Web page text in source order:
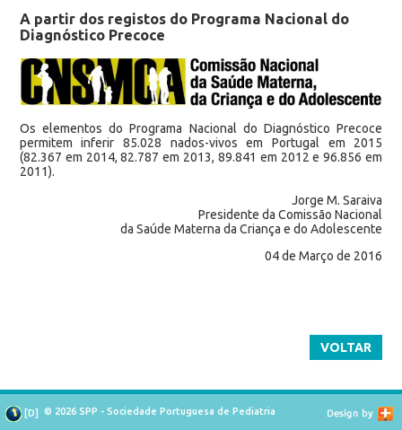
A partir dos registos do Programa Nacional do
Diagnóstico Precoce
Os elementos do Programa Nacional do Diagnóstico Precoce
permitem inferir 85.028 nados-vivos em Portugal em 2015
(82.367 em 2014, 82.787 em 2013, 89.841 em 2012 e 96.856 em
2011).
Jorge M. Saraiva
Presidente da Comissão Nacional
da Saúde Materna da Criança e do Adolescente
04 de Março de 2016
VOLTAR
[D] © 2026 SPP - Sociedade Portuguesa de Pediatria